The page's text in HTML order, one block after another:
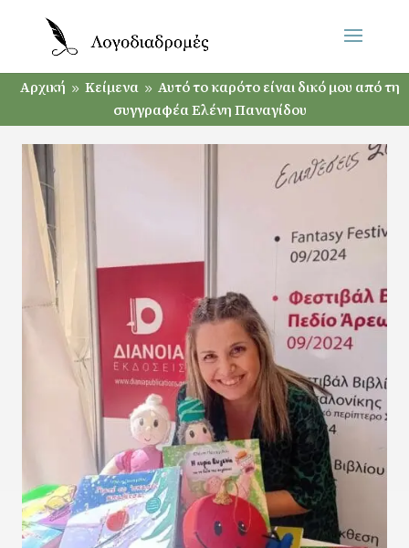
Αρχική 9 Κείμενα 9 Αυτό το καρότο είναι δικό μου από τη
συγγραφέα Ελένη Παναγίδου